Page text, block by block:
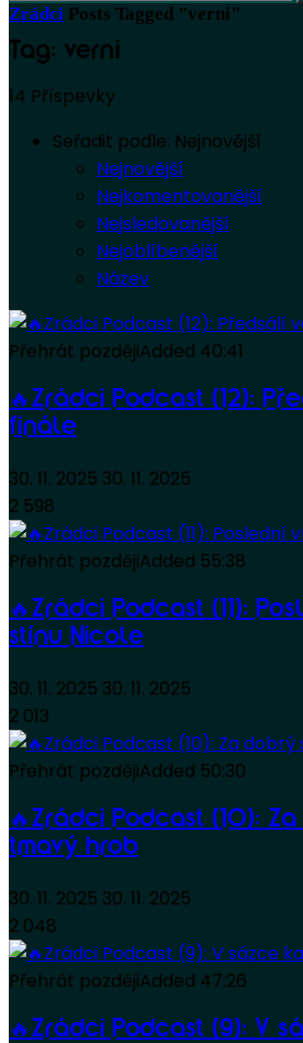
Zrádci Posts Tagged "verni"
Tag: verni
14 Příspevky
Seřadit podle: Nejnovější
Nejnovější
Nejkomentovanější
Nejsledovanější
Nejoblíbenější
Název
Přehrát pozdějiAdded 40:41
🔥Zrádci Podcast (12):
finále
30. 11. 2025 30. 11. 2025
2 598
Přehrát pozdějiAdded 55:38
🔥Zrádci Podcast (11):
stínu Nicole
30. 11. 2025 30. 11. 2025
2 013
Přehrát pozdějiAdded 50:30
🔥Zrádci Podcast (10):
tmavý hrob
30. 11. 2025 30. 11. 2025
2 048
Přehrát pozdějiAdded 47:26
🔥Zrádci Podcast (9): V